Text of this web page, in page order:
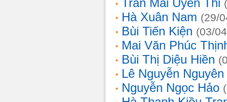
Trần Mai Uyên Thi
Hà Xuân Nam (29/
Bùi Tiến Kiện (03/
Mai Văn Phúc
Bùi Thị Diệu Hiền
Lê Nguyễn
Nguyễn Ngọc Hảo